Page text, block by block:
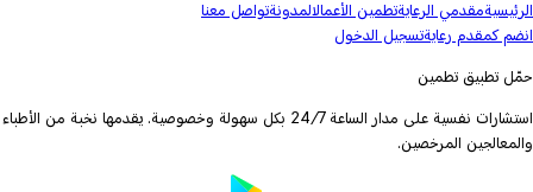
الرئيسيةمقدمي الرعايةتطمين الأعمالالمدونةتواصل معنا
انضم كمقدم رعايةتسجيل الدخول
حمّل تطبيق تطمين
استشارات نفسية على مدار الساعة 24/7 بكل سهولة وخصوصية. يقدمها نخبة من الأطباء
والمعالجين المرخصين.